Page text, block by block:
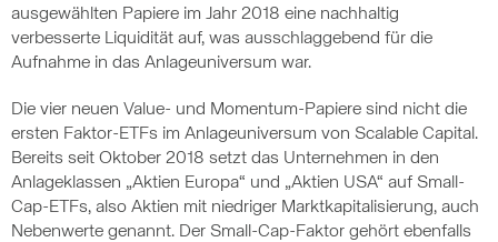
ausgewählten Papiere im Jahr 2018 eine nachhaltig
verbesserte Liquidität auf, was ausschlaggebend für die
Aufnahme in das Anlageuniversum war.
Die vier neuen Value- und Momentum-Papiere sind nicht die
ersten Faktor-ETFs im Anlageuniversum von Scalable Capital.
Bereits seit Oktober 2018 setzt das Unternehmen in den
Anlageklassen „Aktien Europa“ und „Aktien USA“ auf Small-
Cap-ETFs, also Aktien mit niedriger Marktkapitalisierung, auch
Nebenwerte genannt. Der Small-Cap-Faktor gehört ebenfalls